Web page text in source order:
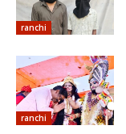
ranchi
ranchi